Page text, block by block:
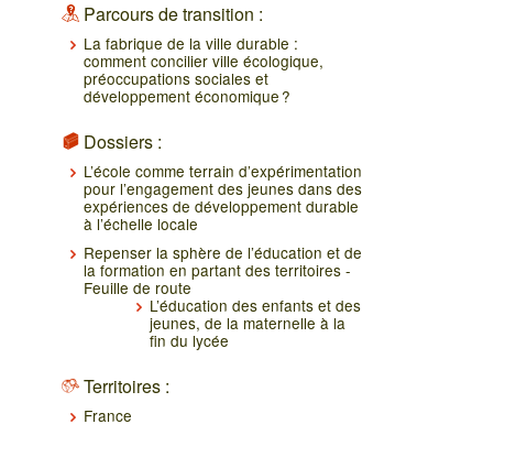
Parcours de transition :
La fabrique de la ville durable :
comment concilier ville écologique,
préoccupations sociales et
développement économique ?
Dossiers :
L’école comme terrain d’expérimentation
pour l’engagement des jeunes dans des
expériences de développement durable
à l’échelle locale
Repenser la sphère de l’éducation et de
la formation en partant des territoires -
Feuille de route
L’éducation des enfants et des
jeunes, de la maternelle à la
fin du lycée
Territoires :
France